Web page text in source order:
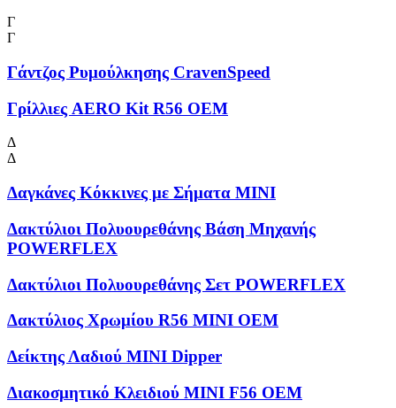
Γ
Γ
Γάντζος Ρυμούλκησης CravenSpeed
Γρίλλιες AERO Kit R56 OEM
Δ
Δ
Δαγκάνες Κόκκινες με Σήματα MINI
Δακτύλιοι Πολυουρεθάνης Βάση Μηχανής
POWERFLEX
Δακτύλιοι Πολυουρεθάνης Σετ POWERFLEX
Δακτύλιος Χρωμίου R56 MINI OEM
Δείκτης Λαδιού MINI Dipper
Διακοσμητικό Κλειδιού MINI F56 OEM